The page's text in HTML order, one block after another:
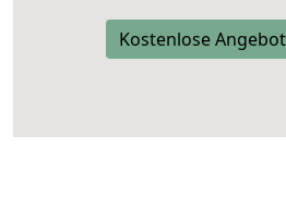
Kostenlose